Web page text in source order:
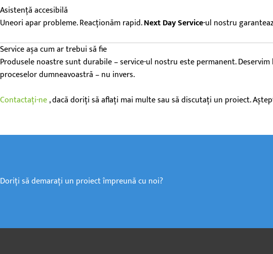
Asistență accesibilă
Uneori apar probleme. Reacționăm rapid.Next Day Service-ul nostru
Service așa cum ar trebui să fie
Produsele noastre sunt durabile – service-ul nostru este permanent.
proceselor dumneavoastră – nu invers.
Contactați-ne, dacă doriți să aflați mai multe sau să discutați un proiect.
Doriți să demarați un proiect împreună cu noi?